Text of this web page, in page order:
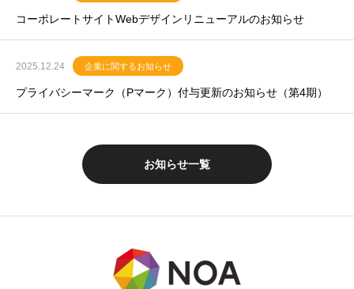
コーポレートサイトWebデザインリニューアルのお知らせ
2025.12.24 企業に関するお知らせ
プライバシーマーク（Pマーク）付与更新のお知らせ（第4期）
お知らせ一覧